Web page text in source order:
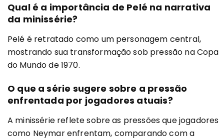
Qual é a importância de Pelé na narrativa
da minissérie?
Pelé é retratado como um personagem central,
mostrando sua transformação sob pressão na Copa
do Mundo de 1970.
O que a série sugere sobre a pressão
enfrentada por jogadores atuais?
A minissérie reflete sobre as pressões que jogadores
como Neymar enfrentam, comparando com a